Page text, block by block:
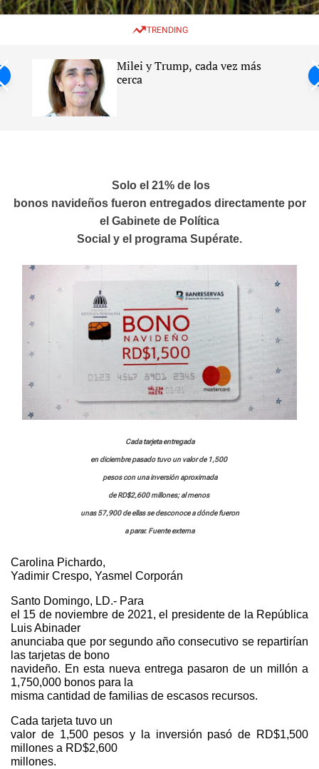
w
c
e
e
TRENDING
Milei y Trump, cada vez más
cerca
Solo el 21% de los
bonos navideños fueron entregados directamente por
el Gabinete de Política
Social y el programa Supérate.
Cada tarjeta entregada
en diciembre pasado tuvo un valor de 1,500
pesos con una inversión aproximada
de RD$2,600 millones; almenos
unas 57,900 de ellas se desconoce a dónde fueron
aparar. Fuente externa
Carolina Pichardo,
Yadimir Crespo, Yasmel Corporán
Santo Domingo, LD.- Para
el 15 de noviembre de 2021, el presidente de la República
Luis Abinader
anunciaba que por segundo año consecutivo se repartirían
las tarjetas de bono
navideño. En esta nueva entrega pasaron de un millón a
1,750,000 bonos para la
misma cantidad de familias de escasos recursos.
Cada tarjeta tuvo un
valor de 1,500 pesos y la inversión pasó de RD$1,500
millones a RD$2,600
millones.